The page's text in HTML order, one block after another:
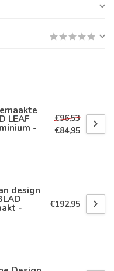
LEAF
-
€96,53
€84,95
design
- €192,95